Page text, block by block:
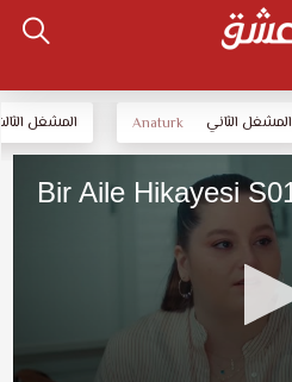
المشغل الثاني Anaturk المشغل